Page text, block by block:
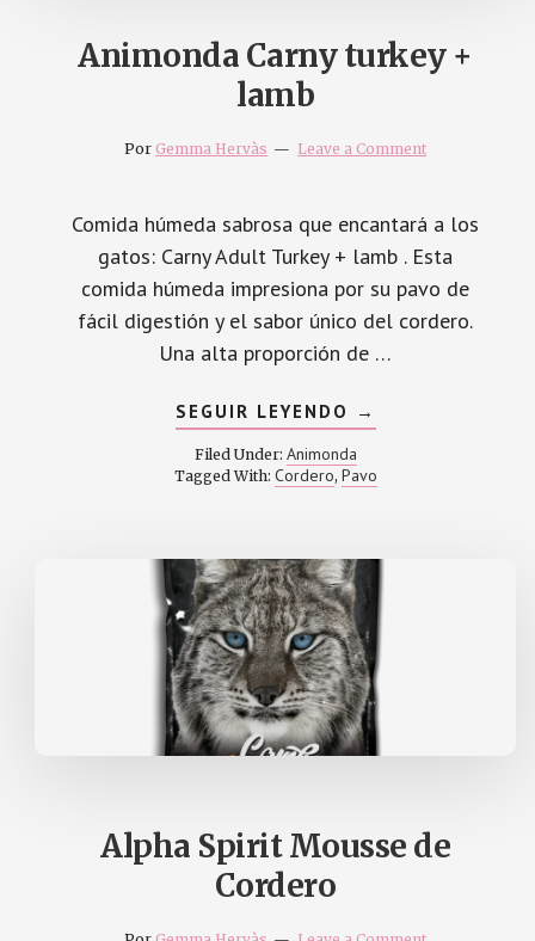
Animonda Carny turkey +
lamb
PorGemma Hervàs Leave a Comment
Comida húmeda sabrosa que encantará a los
gatos: Carny Adult Turkey + lamb . Esta
comida húmeda impresiona por su pavo de
fácil digestión y el sabor único del cordero.
Una alta proporción de …
SEGUIR LEYENDO ABOUT
ANIMONDA
TURKEY
+
→
Filed Under: Animonda
Tagged With: Cordero, Pavo
Alpha Spirit Mousse de
Cordero